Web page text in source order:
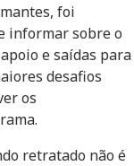
foi
informar sobre o
e saídas para
desafios
os
retratado não é